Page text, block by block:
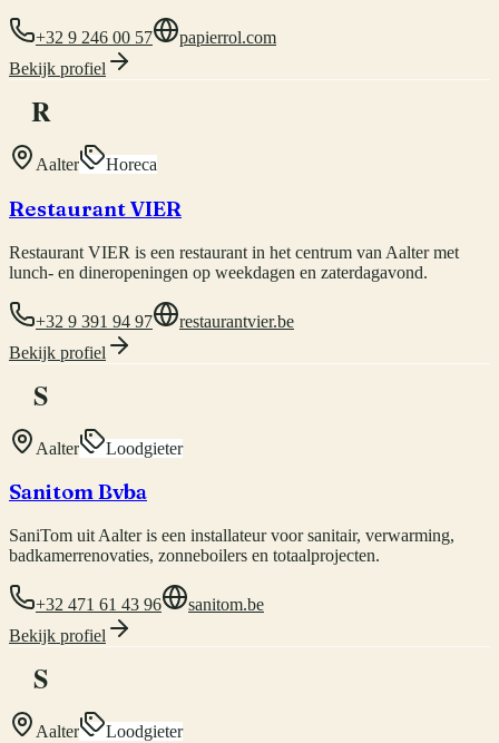
+32 9 246 00 57
papierrol.com
Bekijk profiel
R
Aalter Horeca
Restaurant VIER
Restaurant VIER is een restaurant in het centrum van Aalter met
lunch- en dineropeningen op weekdagen en zaterdagavond.
+32 9 391 94 97
restaurantvier.be
Bekijk profiel
S
Aalter Loodgieter
Sanitom Bvba
SaniTom uit Aalter is een installateur voor sanitair, verwarming,
badkamerrenovaties, zonneboilers en totaalprojecten.
+32 471 61 43 96
sanitom.be
Bekijk profiel
S
Aalter Loodgieter